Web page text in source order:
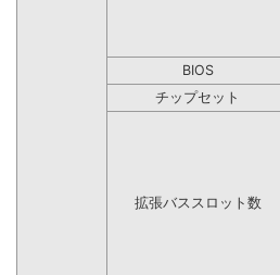
BIOS
チップセット
拡張バススロット数